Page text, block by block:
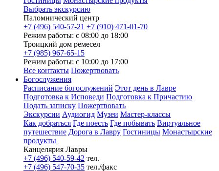
Выбрать экскурсию
Паломнический центр
+7 (496) 540-57-21 +7 (910) 471-01-70
Режим работы: с 08:00 до 18:00
Троицкий дом ремесел
+7 (985) 967-65-15
Режим работы: с 10:00 до 17:00
Все контакты Пожертвовать
Богослужения
Расписание богослужений Этот день в Лавре
Подготовка к Исповеди Подготовка к Причастию
Подать записку Пожертвовать
Экскурсии Аудиогид Музеи Мастер-классы
Как добраться Где поесть Где побывать Виртуальное
путешествие Дорога в Лавру Гостиницы Монастырские
продукты
Канцелярия Лавры
+7 (496) 540-59-42 тел.
+7 (496) 547-70-35 тел./факс